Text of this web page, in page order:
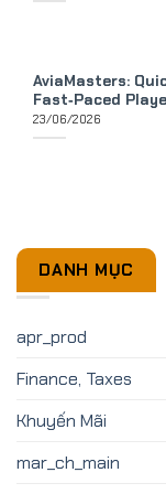
AviaMasters:
Fast‑Paced
23/06/2026
DANH MỤC
apr_prod
Finance, Taxes
Khuyến Mãi
mar_ch_main